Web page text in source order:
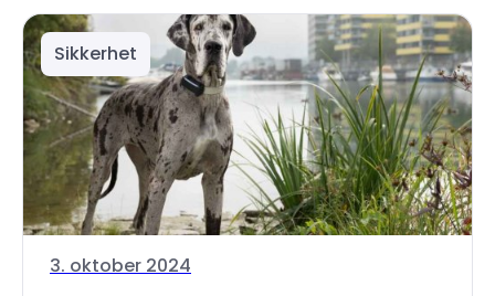
Sikkerhet
3. oktober 2024